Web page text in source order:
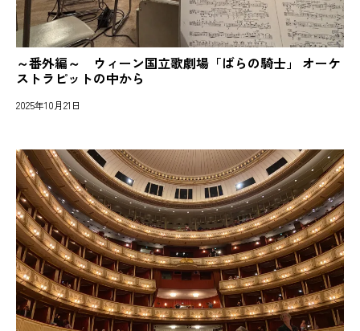
～番外編～ ウィーン国立歌劇場「ばらの騎士」 オーケ
ストラピットの中から
2025年10月21日